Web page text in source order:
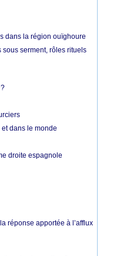
dans la région ouïghoure
serment, rôles rituels
dans le monde
droite espagnole
réponse apportée à l’afflux